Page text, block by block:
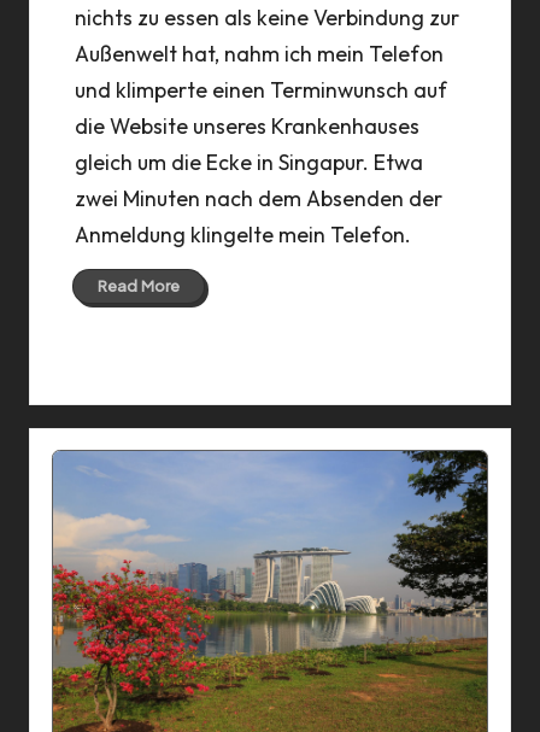
nichts zu essen als keine Verbindung zur
Außenwelt hat, nahm ich mein Telefon
und klimperte einen Terminwunsch auf
die Website unseres Krankenhauses
gleich um die Ecke in Singapur. Etwa
zwei Minuten nach dem Absenden der
Anmeldung klingelte mein Telefon.
Read More